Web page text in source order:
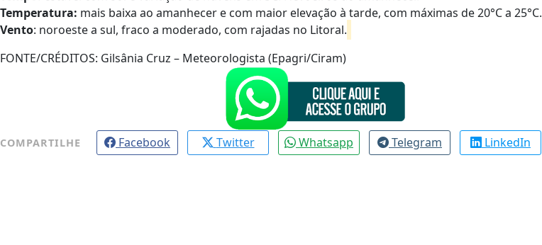
Temperatura: mais baixa ao amanhecer e com maior elevação à tarde, com máximas de 20°C a 25°C.
Vento: noroeste a sul, fraco a moderado, com rajadas no Litoral.
FONTE/CRÉDITOS: Gilsânia Cruz – Meteorologista (Epagri/Ciram)
COMPARTILHE Facebook Twitter Whatsapp Telegram LinkedIn